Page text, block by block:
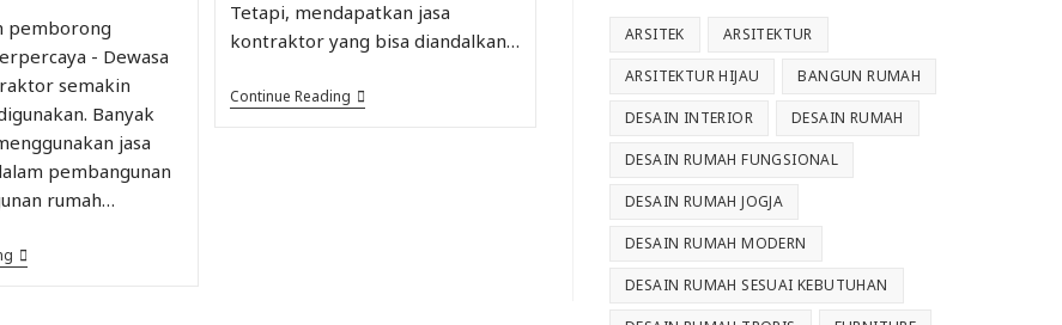
Tetapi, mendapatkan jasa
kontraktor yang bisa diandalkan…
Continue Reading
pemborong
- Dewasa
semakin
Banyak
jasa
pembangunan
rumah…
ARSITEK ARSITEKTUR
ARSITEKTUR HIJAU BANGUN RUMAH
DESAIN INTERIOR DESAIN RUMAH
DESAIN RUMAH FUNGSIONAL
DESAIN RUMAH JOGJA
DESAIN RUMAH MODERN
DESAIN RUMAH SESUAI KEBUTUHAN